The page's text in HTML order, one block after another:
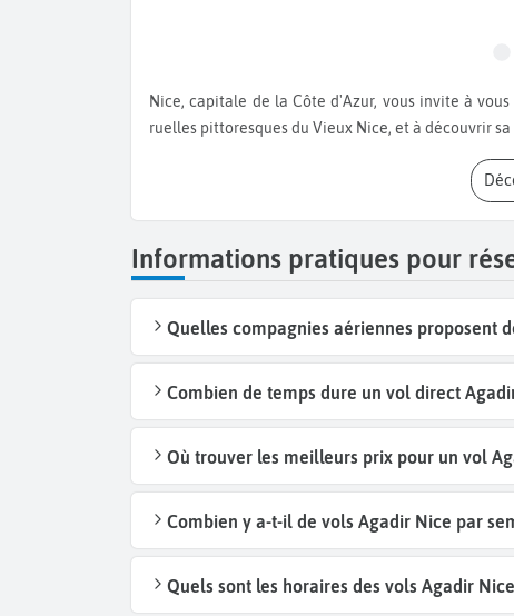
Nice, capitale de la Côte d'Azur, vous invite à vous balader sur la mythique Promenade des Anglais, dans les
ruelles pittoresques du Vieux Nice, et à découvrir
Informations pratiques pour
Quelles compagnies aériennes proposent
Combien de temps dure un vol direct
Où trouver les meilleurs prix pour un vol
Combien y a-t-il de vols Agadir Nice par
Quels sont les horaires des vols Agadir